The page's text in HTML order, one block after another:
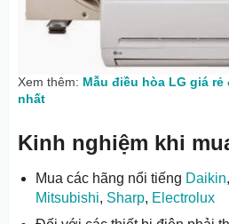
Xem thêm: Mẫu điều hòa LG giá
nhất
Kinh nghiệm khi
Mua các hãng nổi tiếng Daikin,
Mitsubishi, Sharp, Electrolux